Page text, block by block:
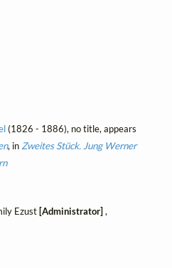
(1826 - 1886), no title, appears
, in Zweites Stück. Jung Werner
Ezust [Administrator] ,